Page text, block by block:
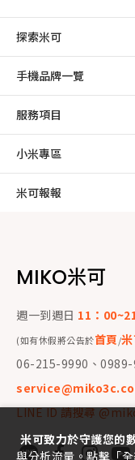
探索米可
手機品牌一覽
服務項目
小米專區
米可報報
MIKO米可
週一到週日 11：
(如有休假將公告於首頁/
06-215-9990、0989-
LINE ID 請搜尋
米可致力於守護您的
與分析流量。點擊「